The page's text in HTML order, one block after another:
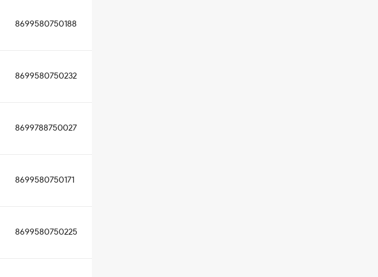
8699580750188
8699580750232
8699788750027
8699580750171
8699580750225